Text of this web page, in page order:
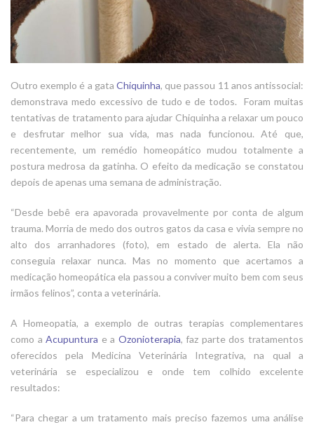
Outro exemplo é a gata Chiquinha, que passou 11 anos antissocial:
demonstrava medo excessivo de tudo e de todos. Foram muitas
tentativas de tratamento para ajudar Chiquinha a relaxar um pouco
e desfrutar melhor sua vida, mas nada funcionou. Até que,
recentemente, um remédio homeopático mudou totalmente a
postura medrosa da gatinha. O efeito da medicação se constatou
depois de apenas uma semana de administração.
“Desde bebê era apavorada provavelmente por conta de algum
trauma. Morria de medo dos outros gatos da casa e vivia sempre no
alto dos arranhadores (foto), em estado de alerta. Ela não
conseguia relaxar nunca. Mas no momento que acertamos a
medicação homeopática ela passou a conviver muito bem com seus
irmãos felinos”, conta a veterinária.
A Homeopatia, a exemplo de outras terapias complementares
como aAcupuntura e a Ozonioterapia, faz parte dos tratamentos
oferecidos pela Medicina Veterinária Integrativa, na qual a
veterinária se especializou e onde tem colhido excelente
resultados:
“Para chegar a um tratamento mais preciso fazemos uma análise